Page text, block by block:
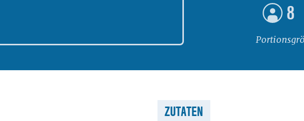
8
ZUTATEN